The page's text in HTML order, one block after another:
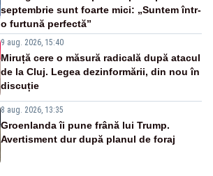
septembrie sunt foarte mici: „Suntem într-
o furtună perfectă”
9 aug. 2026, 15:40
Miruță cere o măsură radicală după atacul
de la Cluj. Legea dezinformării, din nou în
discuție
8 aug. 2026, 13:35
Groenlanda îi pune frână lui Trump.
Avertisment dur după planul de foraj